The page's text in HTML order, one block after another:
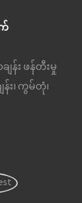
ျန်း ဖန်တီးမှု
း၊ ကွမ်တုံ၊